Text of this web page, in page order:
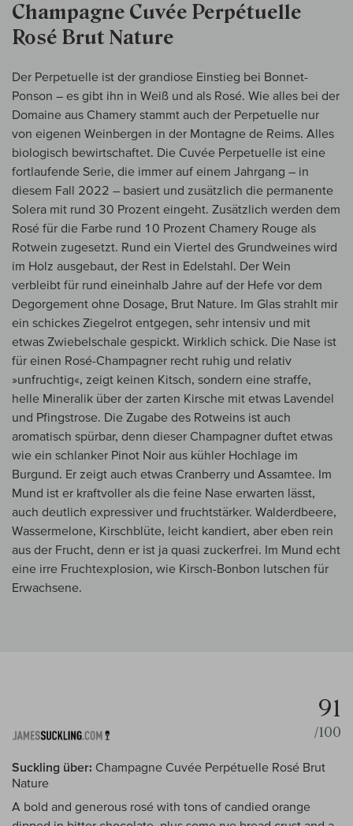
Champagne Cuvée Perpétuelle
Rosé Brut Nature
Der Perpetuelle ist der grandiose Einstieg bei Bonnet-
Ponson – es gibt ihn in Weiß und als Rosé. Wie alles bei der
Domaine aus Chamery stammt auch der Perpetuelle nur
von eigenen Weinbergen in der Montagne de Reims. Alles
biologisch bewirtschaftet. Die Cuvée Perpetuelle ist eine
fortlaufende Serie, die immer auf einem Jahrgang – in
diesem Fall 2022 – basiert und zusätzlich die permanente
Solera mit rund 30 Prozent eingeht. Zusätzlich werden dem
Rosé für die Farbe rund 10 Prozent Chamery Rouge als
Rotwein zugesetzt. Rund ein Viertel des Grundweines wird
im Holz ausgebaut, der Rest in Edelstahl. Der Wein
verbleibt für rund eineinhalb Jahre auf der Hefe vor dem
Degorgement ohne Dosage, Brut Nature. Im Glas strahlt mir
ein schickes Ziegelrot entgegen, sehr intensiv und mit
etwas Zwiebelschale gespickt. Wirklich schick. Die Nase ist
für einen Rosé-Champagner recht ruhig und relativ
»unfruchtig«, zeigt keinen Kitsch, sondern eine straffe,
helle Mineralik über der zarten Kirsche mit etwas Lavendel
und Pfingstrose. Die Zugabe des Rotweins ist auch
aromatisch spürbar, denn dieser Champagner duftet etwas
wie ein schlanker Pinot Noir aus kühler Hochlage im
Burgund. Er zeigt auch etwas Cranberry und Assamtee. Im
Mund ist er kraftvoller als die feine Nase erwarten lässt,
auch deutlich expressiver und fruchtstärker. Walderdbeere,
Wassermelone, Kirschblüte, leicht kandiert, aber eben rein
aus der Frucht, denn er ist ja quasi zuckerfrei. Im Mund echt
eine irre Fruchtexplosion, wie Kirsch-Bonbon lutschen für
Erwachsene.
91
/100
Suckling über: Champagne Cuvée Perpétuelle Rosé Brut
Nature
A bold and generous rosé with tons of candied orange